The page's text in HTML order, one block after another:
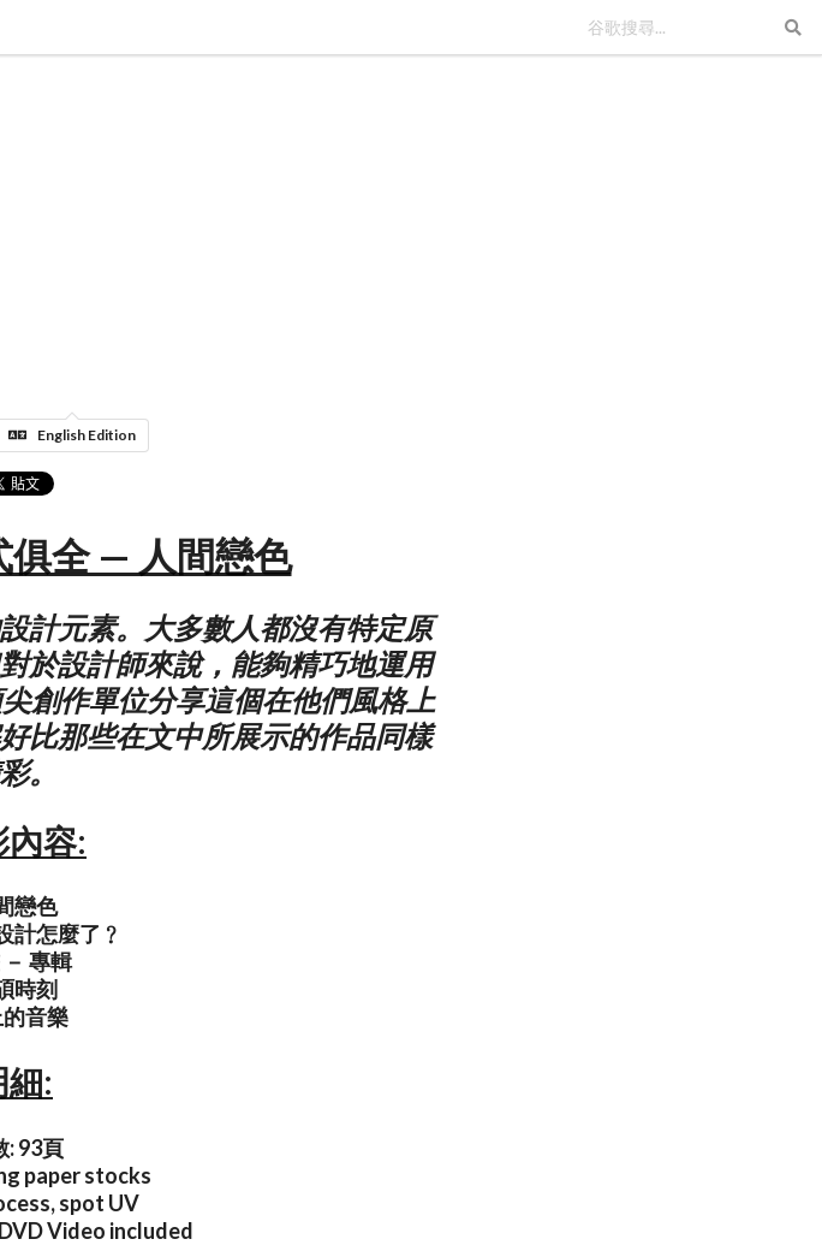
English Edition
俱全 — 人間戀色
計元素。大多數人都沒有特定原
於設計師來說，能夠精巧地運用
創作單位分享這個在他們風格上
比那些在文中所展示的作品同樣
。
容:
戀色
計怎麼了﹖
專輯
時刻
音樂
細:
: 93頁
paper stocks
spot UV
Video included